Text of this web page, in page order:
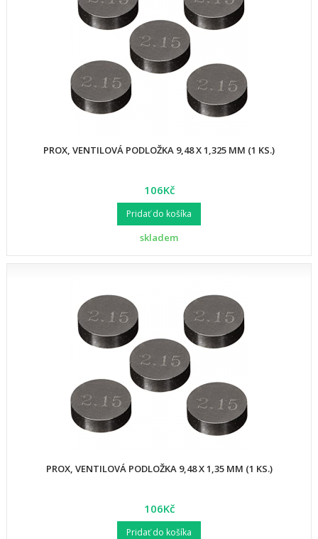
PROX, VENTILOVÁ PODLOŽKA 9,48 X 1,325 MM (1 KS.)
106Kč
Pridať do košíka
skladem
PROX, VENTILOVÁ PODLOŽKA 9,48 X 1,35 MM (1 KS.)
106Kč
Pridať do košíka